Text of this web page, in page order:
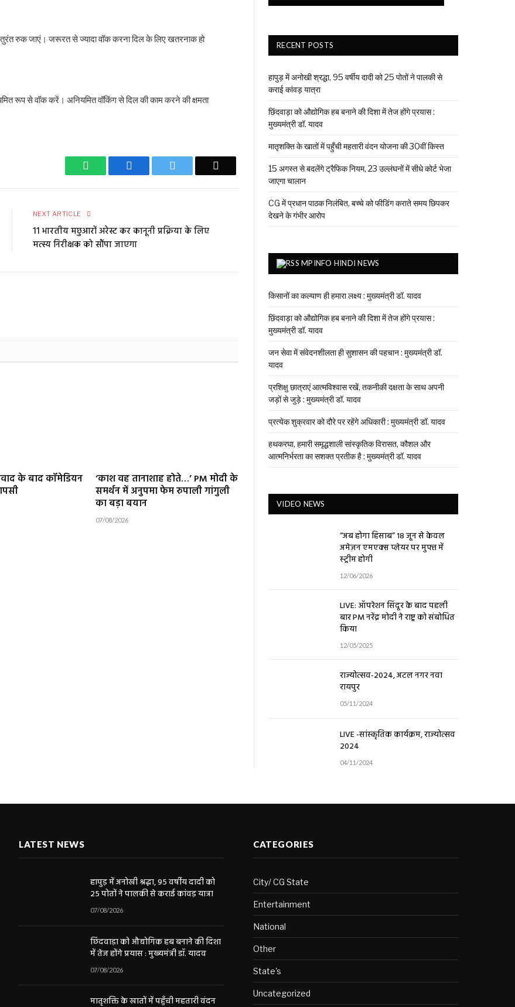
रुक जाएं। जरूरत से ज्यादा वॉक करना दिल के लिए खतरनाक हो
रूप से वॉक करें। अनियमित वॉकिंग से दिल की काम करने की क्षमता
WhatsApp Facebook
NEXT ARTICLE
11 भारतीय मछुआरों अरेस्ट कर कानूनी प्रक्रिया के लिए
मत्स्य निरीक्षक को सौंपा जाएगा
के बाद कॉमेडियन
‘काश वह तानाशाह होते…’ PM मोदी के
समर्थन में अनुपमा फेम रुपाली गांगुली
का बड़ा बयान
07/08/2026
RECENT POSTS
हापुड़ में अनोखी श्रद्धा, 95 वर्षीय दादी को 25 पोतों ने पालकी से
कराई कांवड़ यात्रा
छिंदवाड़ा को औद्योगिक हब बनाने की दिशा में तेज होंगे प्रयास :
मुख्यमंत्री डॉ. यादव
मातृशक्ति के खातों में पहुँची महतारी वंदन योजना की 30वीं किस्त
15 अगस्त से बदलेंगे ट्रैफिक नियम, 23 उल्लंघनों में सीधे कोर्ट भेजा
जाएगा चालान
CG में प्रधान पाठक निलंबित, बच्चे को फीडिंग कराते समय छिपकर
देखने के गंभीर आरोप
MPINFO HINDI NEWS
किसानों का कल्याण ही हमारा लक्ष्य : मुख्यमंत्री डॉ. यादव
छिंदवाड़ा को औद्योगिक हब बनाने की दिशा में तेज होंगे प्रयास :
मुख्यमंत्री डॉ. यादव
जन सेवा में संवेदनशीलता ही सुशासन की पहचान : मुख्यमंत्री डॉ.
यादव
प्रशिक्षु छात्राएं आत्मविश्वास रखें, तकनीकी दक्षता के साथ अपनी
जड़ों से जुड़े : मुख्यमंत्री डॉ. यादव
प्रत्येक शुक्रवार को दौरे पर रहेंगे अधिकारी : मुख्यमंत्री डॉ. यादव
हथकरघा, हमारी समृद्धशाली सांस्कृतिक विरासत, कौशल और
आत्मनिर्भरता का सशक्त प्रतीक है : मुख्यमंत्री डॉ. यादव
VIDEO NEWS
“अब होगा हिसाब” 18 जून से केवल
अमेज़न एमएक्स प्लेयर पर मुफ्त में
स्ट्रीम होगी
12/06/2026
LIVE: ऑपरेशन सिंदूर के बाद पहली
बार PM नरेंद्र मोदी ने राष्ट्र को संबोधित
किया
12/05/2025
राज्योत्सव-2024, अटल नगर नवा
रायपुर
05/11/2024
LIVE -सांस्कृतिक कार्यक्रम, राज्योत्सव
2024
04/11/2024
LATEST NEWS
हापुड़ में अनोखी श्रद्धा, 95 वर्षीय दादी को
25 पोतों ने पालकी से कराई कांवड़ यात्रा
07/08/2026
छिंदवाड़ा को औद्योगिक हब बनाने की दिशा
में तेज होंगे प्रयास : मुख्यमंत्री डॉ. यादव
07/08/2026
मातृशक्ति के खातों में पहुँची महतारी वंदन
CATEGORIES
City/ CG State
Entertainment
National
Other
State's
Uncategorized